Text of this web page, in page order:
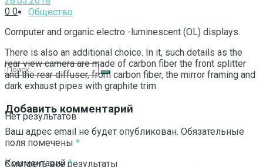
Общество
Нет результатов
Смотреть все результаты
0 0
Computer and organic electro -luminescent (OL) displays.
There is also an additional choice. In it, such details as the
rear view camera are made of carbon fiber the front splitter
and the rear diffuser, from carbon fiber, the mirror framing and
dark exhaust pipes with graphite trim.
Добавить комментарий
Ваш адрес email не будет опубликован. Обязательные
поля помечены *
Комментарий*